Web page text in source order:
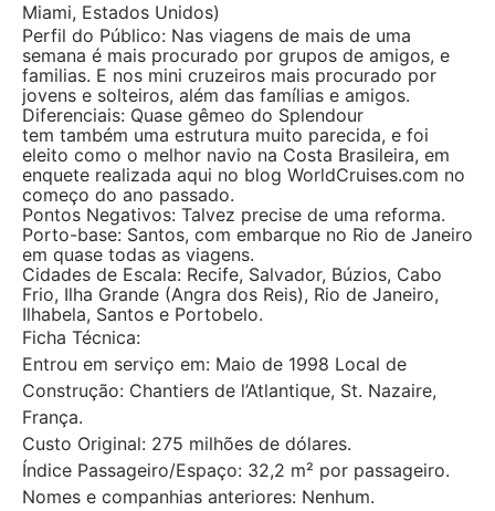
Miami, Estados Unidos)
Perfil do Público: Nas viagens de mais de uma
semana é mais procurado por grupos de amigos, e
familias. E nos mini cruzeiros mais procurado por
jovens e solteiros, além das famílias e amigos.
Diferenciais: Quase gêmeo do Splendour
tem também uma estrutura muito parecida, e foi
eleito como o melhor navio na Costa Brasileira, em
enquete realizada aqui no blog WorldCruises.com no
começo do ano passado.
Pontos Negativos: Talvez precise de uma reforma.
Porto-base: Santos, com embarque no Rio de Janeiro
em quase todas as viagens.
Cidades de Escala: Recife, Salvador, Búzios, Cabo
Frio, Ilha Grande (Angra dos Reis), Rio de Janeiro,
Ilhabela, Santos e Portobelo.
Ficha Técnica:
Entrou em serviço em: Maio de 1998 Local de
Construção: Chantiers de l’Atlantique, St. Nazaire,
França.
Custo Original: 275 milhões de dólares.
Índice Passageiro/Espaço: 32,2 m² por passageiro.
Nomes e companhias anteriores: Nenhum.